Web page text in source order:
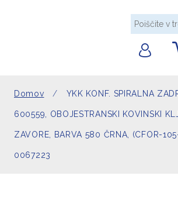
Domov / YKK KONF. SPIRALNA
600559, OBOJESTRANSKI KOVINSKI
ZAVORE, BARVA 580 ČRNA, (CFOR-
0067223